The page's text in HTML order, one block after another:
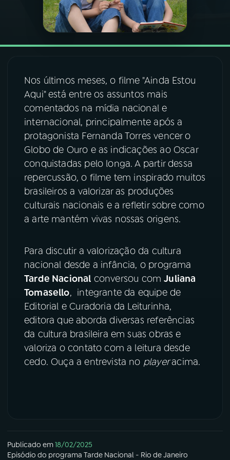
PODCASTS
06VIDEOCASTS
07ÚLTIMAS
08 FESTIVAL DE MÚSICA
ACOMPANHE A RÁDIO NACIONAL
YouTube Facebook
Instagram X
TikTok
Nos últimos meses, o filme "Ainda Estou
Aqui" está entre os assuntos mais
comentados na mídia nacional e
internacional, principalmente após a
protagonista Fernanda Torres vencer o
Globo de Ouro e as indicações ao Oscar
conquistadas pelo longa. A partir dessa
repercussão, o filme tem inspirado muitos
brasileiros a valorizar as produções
culturais nacionais e a refletir sobre como
a arte mantém vivas nossas origens.
Para discutir a valorização da cultura
nacional desde a infância, o programa
Tarde Nacional conversou comJuliana
Tomasello, integrante da equipe de
Editorial e Curadoria da Leiturinha,
editora que aborda diversas referências
da cultura brasileira em suas obras e
valoriza o contato com a leitura desde
cedo. Ouça a entrevista no playeracima.
Publicado em18/02/2025
Episódio do programa Tarde Nacional - Rio de Janeiro